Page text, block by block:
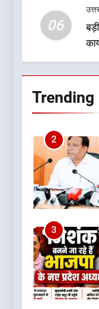
06
Trending
3
4